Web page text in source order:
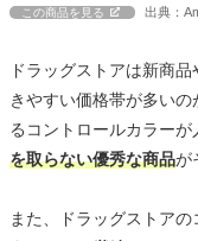
この商品を見る 出典：
ドラッグストアは新商
きやすい価格帯が多い
るコントロールカラーが
を取らない優秀な商品が
また、ドラッグストア